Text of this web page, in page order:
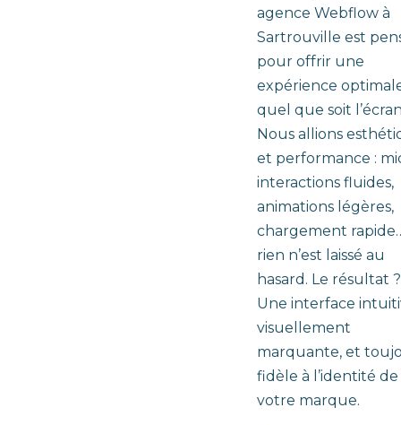
agence Webflow à
Sartrouville est
pour offrir une
expérience
quel que soit
Nous allions
et performance :
interactions fluides,
animations légères,
chargement
rien n’est laissé au
hasard. Le résultat ?
Une interface
visuellement
marquante, et
fidèle à l’identité de
votre marque.